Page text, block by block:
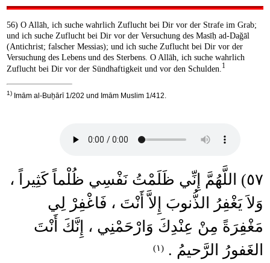
56) O Allāh, ich suche wahrlich Zuflucht bei Dir vor der Strafe im Grab;
und ich suche Zuflucht bei Dir vor der Versuchung des Masīḥ ad-Daǧāl
(Antichrist; falscher Messias); und ich suche Zuflucht bei Dir vor der
Versuchung des Lebens und des Sterbens. O Allāh, ich suche wahrlich
Zuflucht bei Dir vor der Sündhaftigkeit und vor den Schulden.1
1) Imām al-Buẖārī 1/202 und Imām Muslim 1/412.
٥٧) اللَّهُمَّ إِنِّي ظَلَمْتُ نَفْسِي ظُلْماً كَثِيراً ،
وَلاَ يَغْفِرُ الذُّنوبَ إِلاَّ أَنْتَ ، فَاغْفِرْ لِي
مَغْفِرَةً مِنْ عِنْدِكَ وَارْحَمْنِي ، إِنَّكَ أَنْتَ
الغَفورُ الرَّحيمُ . (١)